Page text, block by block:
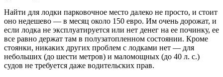
Найти для лодки парковочное место далеко не просто, и стоит
оно недешево — в месяц около 150 евро. Им очень дорожат, и
если лодка не эксплуатируется или нет денег на ее починку, ее
все равно держат там в полузатопленном состоянии. Кроме
стоянки, никаких других проблем с лодками нет — для
небольших (до шести метров) и маломощных (до 40 л. с.)
судов не требуется даже водительских прав.